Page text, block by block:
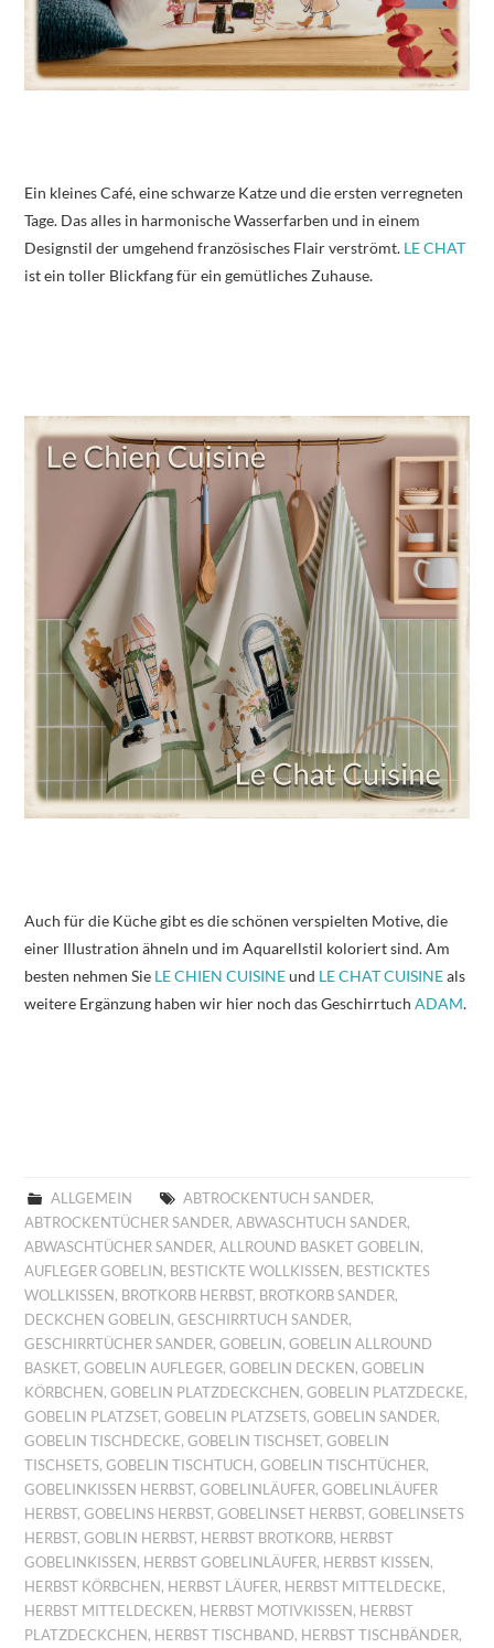
Ein kleines Café, eine schwarze Katze und die ersten verregneten
Tage. Das alles in harmonische Wasserfarben und in einem
Designstil der umgehend französisches Flair verströmt. LE CHAT
ist ein toller Blickfang für ein gemütliches Zuhause.
Auch für die Küche gibt es die schönen verspielten Motive, die
einer Illustration ähneln und im Aquarellstil koloriert sind. Am
besten nehmen Sie LE CHIEN CUISINEund LE CHAT CUISINEals
weitere Ergänzung haben wir hier noch das GeschirrtuchADAM.
ALLGEMEIN ABTROCKENTUCH SANDER,
ABTROCKENTÜCHER SANDER,ABWASCHTUCH SANDER,
ABWASCHTÜCHER SANDER,ALLROUND BASKET GOBELIN ,
AUFLEGER GOBELIN , BESTICKTE WOLLKISSEN , BESTICKTES
WOLLKISSEN , BROTKORB HERBST, BROTKORB SANDER,
DECKCHEN GOBELIN ,GESCHIRRTUCH SANDER,
GESCHIRRTÜCHER SANDER,GOBELIN ,GOBELIN ALLROUND
BASKET,GOBELIN AUFLEGER,GOBELIN DECKEN ,GOBELIN
KÖRBCHEN ,GOBELIN PLATZDECKCHEN ,GOBELIN PLATZDECKE,
GOBELIN PLATZSET,GOBELIN PLATZSETS,GOBELIN SANDER,
GOBELIN TISCHDECKE,GOBELIN TISCHSET,GOBELIN
TISCHSETS,GOBELIN TISCHTUCH ,GOBELIN TISCHTÜCHER,
GOBELINKISSEN HERBST,GOBELINLÄUFER,GOBELINLÄUFER
HERBST,GOBELINS HERBST,GOBELINSET HERBST,GOBELINSETS
HERBST,GOBLIN HERBST, HERBST BROTKORB, HERBST
GOBELINKISSEN , HERBST GOBELINLÄUFER, HERBST KISSEN ,
HERBST KÖRBCHEN , HERBST LÄUFER, HERBST MITTELDECKE,
HERBST MITTELDECKEN , HERBST MOTIVKISSEN , HERBST
PLATZDECKCHEN , HERBST TISCHBAND, HERBST TISCHBÄNDER,